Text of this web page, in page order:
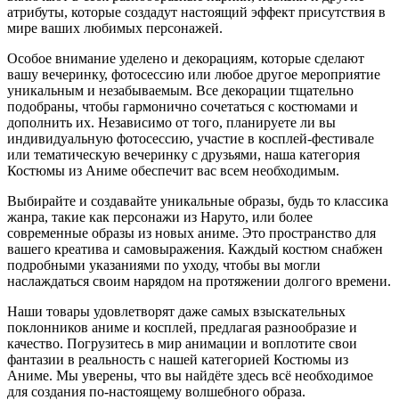
атрибуты, которые создадут настоящий эффект присутствия в
мире ваших любимых персонажей.
Особое внимание уделено и декорациям, которые сделают
вашу вечеринку, фотосессию или любое другое мероприятие
уникальным и незабываемым. Все декорации тщательно
подобраны, чтобы гармонично сочетаться с костюмами и
дополнить их. Независимо от того, планируете ли вы
индивидуальную фотосессию, участие в косплей-фестивале
или тематическую вечеринку с друзьями, наша категория
Костюмы из Аниме обеспечит вас всем необходимым.
Выбирайте и создавайте уникальные образы, будь то классика
жанра, такие как персонажи из Наруто, или более
современные образы из новых аниме. Это пространство для
вашего креатива и самовыражения. Каждый костюм снабжен
подробными указаниями по уходу, чтобы вы могли
наслаждаться своим нарядом на протяжении долгого времени.
Наши товары удовлетворят даже самых взыскательных
поклонников аниме и косплей, предлагая разнообразие и
качество. Погрузитесь в мир анимации и воплотите свои
фантазии в реальность с нашей категорией Костюмы из
Аниме. Мы уверены, что вы найдёте здесь всё необходимое
для создания по-настоящему волшебного образа.